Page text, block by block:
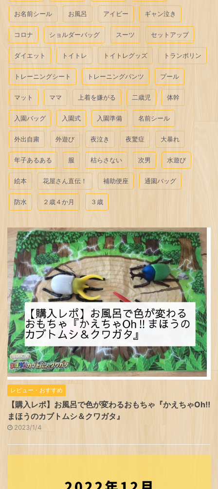
お名前シール お風呂 アイビー ギャン泣き
コロナ ショルダーバッグ スーツ セットアップ
ダイエット トイトレ トイトレグッズ トランポリン
トレーニングシート トレーニングパンツ プール
マット ママ 上着を嫌がる 二歳児 体幹
入園バッグ 入園式 入園準備 名前シール
外出自粛 外遊び 夜泣き 夜驚症 大暴れ
年子あるある 服 枯らさない 次男 水遊び
絵本 花屋さん直伝！ 補助便座 通園バッグ
防水 ２歳４か月 ３歳
レビュー・おすすめ
【購入レポ】お風呂で色が変わるおもちゃ『かえちゃOh‼
まほうのカブトムシ＆クワガタ』
2023/1/4